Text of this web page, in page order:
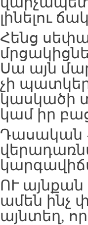
լինելու
Հենց
Սա այն
չի
կասկածի
կամ իր
Դասական
ՈՒ
ամեն ինչ
այնտեղ,